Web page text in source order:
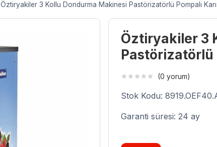
Öztiryakiler 3 Kollu Dondurma Makinesi Pastörizatörlü Pompalı
Öztiryakiler 3
Pastörizatörlü
(0 yorum)
Stok Kodu:
Garanti süresi: 24 ay